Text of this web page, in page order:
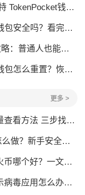
包特色功能详解，新手老手都该知道
吗？看完这篇你就懂了
人也能做的几种方式
置？恢复出厂设置方法详解
更多 >
三步找到TRX能量余额
？新手安全指南
好？一文帮你理清选择
用怎么办？原因全解析